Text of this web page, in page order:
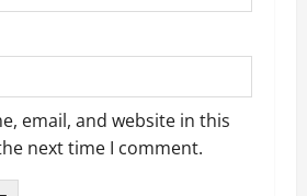
email, and website in this
next time I comment.